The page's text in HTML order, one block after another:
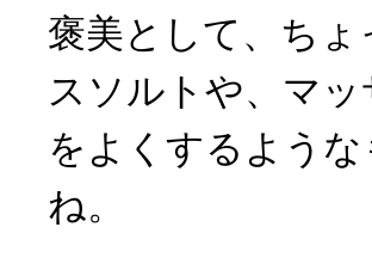
褒美として、ち
スソルトや、マ
をよくするよう
ね。